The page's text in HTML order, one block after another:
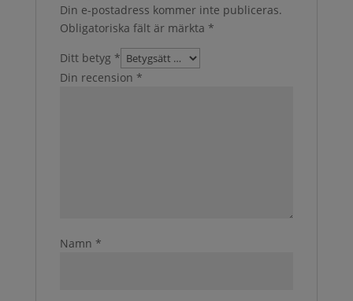
Din e-postadress kommer inte publiceras.
Obligatoriska fält är märkta *
Ditt betyg *
Din recension *
Namn *